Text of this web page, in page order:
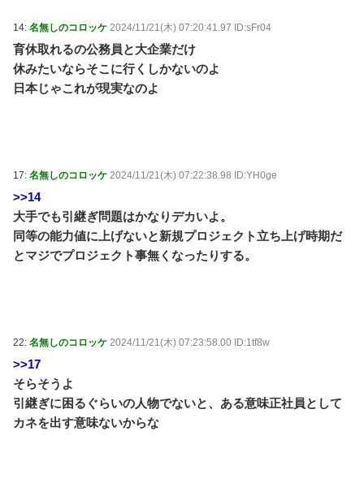
14: 名無しのコロッケ 2024/11/21(木) 07:20:41.97 ID:sFr04
育休取れるの公務員と大企業だけ
休みたいならそこに行くしかないのよ
日本じゃこれが現実なのよ
17: 名無しのコロッケ 2024/11/21(木) 07:22:38.98 ID:YH0ge
>>14
大手でも引継ぎ問題はかなりデカいよ。
同等の能力値に上げないと新規プロジェクト立ち上げ時期だ
とマジでプロジェクト事無くなったりする。
22: 名無しのコロッケ 2024/11/21(木) 07:23:58.00 ID:1tf8w
>>17
そらそうよ
引継ぎに困るぐらいの人物でないと、ある意味正社員として
カネを出す意味ないからな